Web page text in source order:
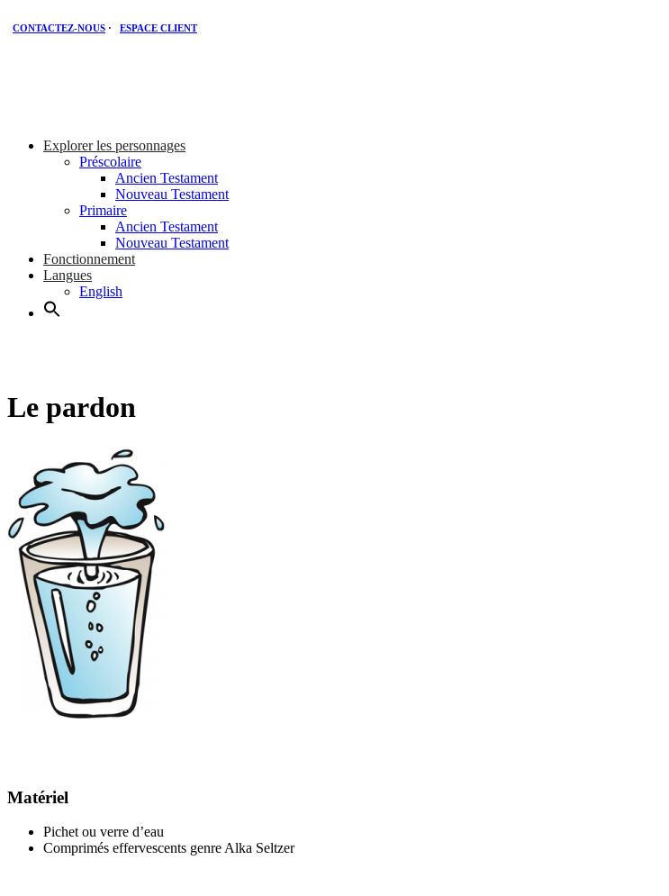
CONTACTEZ-NOUS · ESPACE CLIENT
Explorer les personnages
Préscolaire
Ancien Testament
Nouveau Testament
Primaire
Ancien Testament
Nouveau Testament
Fonctionnement
Langues
English
Le pardon
Matériel
Pichet ou verre d’eau
Comprimés effervescents genre Alka Seltzer